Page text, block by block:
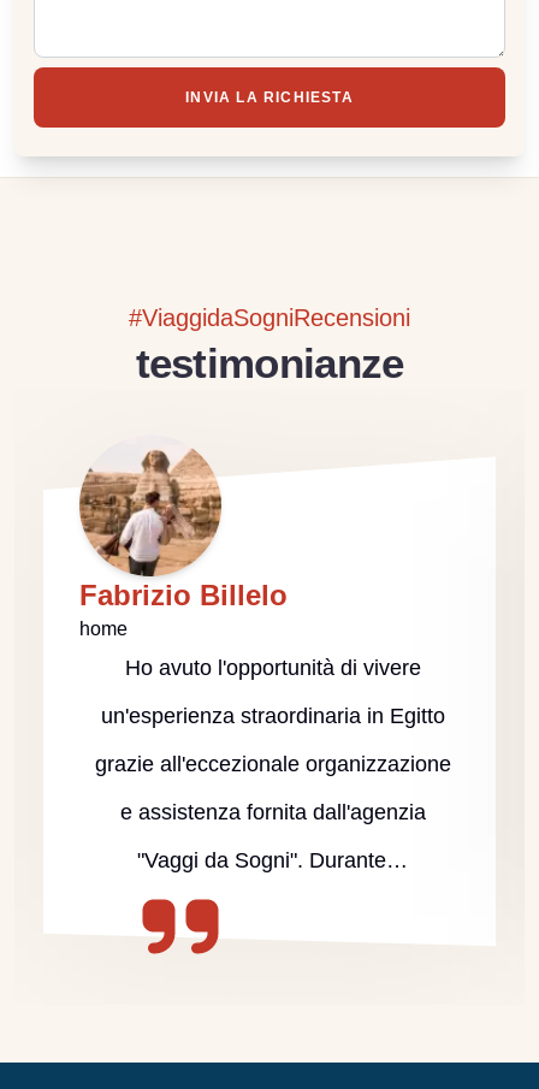
INVIA LA RICHIESTA
#ViaggidaSogniRecensioni
testimonianze
Fabrizio Billelo
home
Ho avuto l'opportunità di vivere
un'esperienza straordinaria in Egitto
grazie all'eccezionale organizzazione
e assistenza fornita dall'agenzia
"Vaggi da Sogni". Durante…